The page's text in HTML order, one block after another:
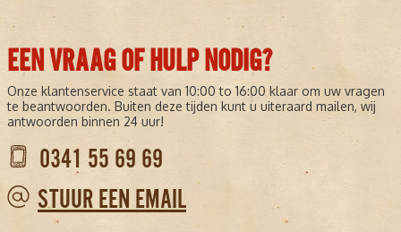
EEN VRAAG OF HULP NODIG?
Onze klantenservice staat van 10:00 to 16:00 klaar om uw vragen
te beantwoorden. Buiten deze tijden kunt u uiteraard mailen, wij
antwoorden binnen 24 uur!
0341 55 69 69
STUUR EEN EMAIL